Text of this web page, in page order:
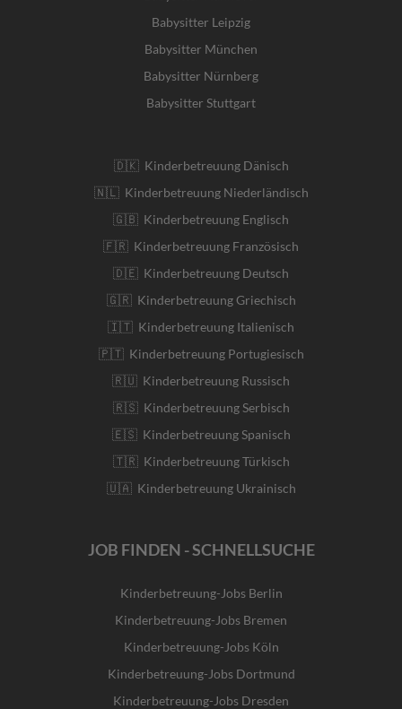
Babysitter Leipzig
Babysitter München
Babysitter Nürnberg
Babysitter Stuttgart
🇩🇰 Kinderbetreuung Dänisch
🇳🇱 Kinderbetreuung Niederländisch
🇬🇧 Kinderbetreuung Englisch
🇫🇷 Kinderbetreuung Französisch
🇩🇪 Kinderbetreuung Deutsch
🇬🇷 Kinderbetreuung Griechisch
🇮🇹 Kinderbetreuung Italienisch
🇵🇹 Kinderbetreuung Portugiesisch
🇷🇺 Kinderbetreuung Russisch
🇷🇸 Kinderbetreuung Serbisch
🇪🇸 Kinderbetreuung Spanisch
🇹🇷 Kinderbetreuung Türkisch
🇺🇦 Kinderbetreuung Ukrainisch
JOB FINDEN - SCHNELLSUCHE
Kinderbetreuung-Jobs Berlin
Kinderbetreuung-Jobs Bremen
Kinderbetreuung-Jobs Köln
Kinderbetreuung-Jobs Dortmund
Kinderbetreuung-Jobs Dresden